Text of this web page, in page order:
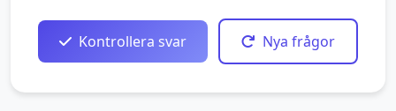
Kontrollera svar Nya frågor